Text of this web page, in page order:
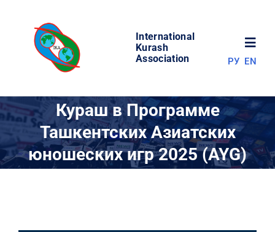
content
International
Kurash
Association
МИР КУРАША
РУ EN
Кураш в Программе
Ташкентских Азиатских
юношеских игр 2025 (AYG)